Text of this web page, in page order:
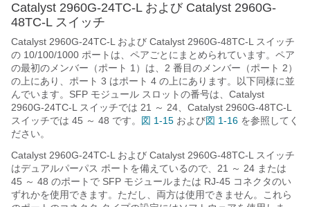
Catalyst 2960G-24TC-L および Catalyst 2960G-
48TC-L スイッチ
Catalyst 2960G-24TC-L および Catalyst 2960G-48TC-L スイッチ
の 10/100/1000 ポートは、ペアごとにまとめられています。ペア
の最初のメンバー（ポート 1）は、2 番目のメンバー（ポート 2）
の上にあり、ポート 3 はポート 4 の上にあります。以下同様に並
んでいます。SFP モジュール スロットの番号は、Catalyst
2960G-24TC-L スイッチでは 21 ～ 24、Catalyst 2960G-48TC-L
スイッチでは 45 ～ 48 です。 図 1-15 および図 1-16 を参照してく
ださい。
Catalyst 2960G-24TC-L および Catalyst 2960G-48TC-L スイッチ
はデュアルパーパス ポートを備えているので、21 ～ 24 または
45 ～ 48 のポートで SFP モジュールまたは RJ-45 コネクタのい
ずれかを使用できます。ただし、両方は使用できません。これら